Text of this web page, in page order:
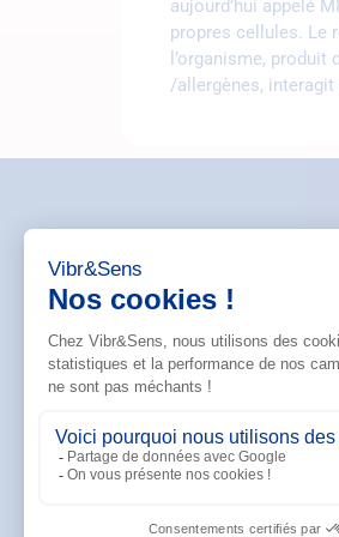
aujourd’hui appelé
propres cellules. Le
l’organisme,
/allergènes,
CONTACT
Vibr&Sens
9002 av. Monseigneur
65100 Lourdes